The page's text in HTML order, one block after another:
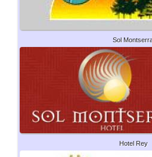
Sol
Hotel Rey